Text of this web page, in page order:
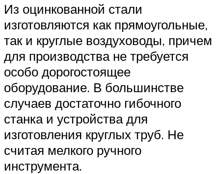
Из оцинкованной стали
изготовляются как прямоугольные,
так и круглые воздуховоды, причем
для производства не требуется
особо дорогостоящее
оборудование. В большинстве
случаев достаточно гибочного
станка и устройства для
изготовления круглых труб. Не
считая мелкого ручного
инструмента.